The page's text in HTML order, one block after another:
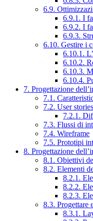
6.9.
6.9.1. I
6.9.2. I
6.9.3.
6.10. Gestire i
6.10.1.
6.10.2.
6.10.3.
6.10.4.
7. Progettazione
7.1.
7.2. User
7.2.1.
7.3. Flussi di
7.4. Wireframe
7.5. Prototipi
8. Progettazione
8.1. Obiettivi
8.2. Elementi
8.2.1.
8.2.2.
8.2.3.
8.3. Progettare
8.3.1.